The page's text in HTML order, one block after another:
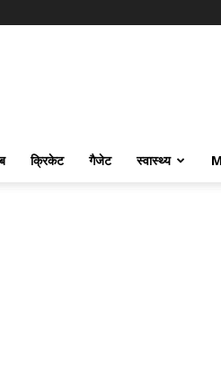
क्रिकेट गैजेट स्वास्थ्य